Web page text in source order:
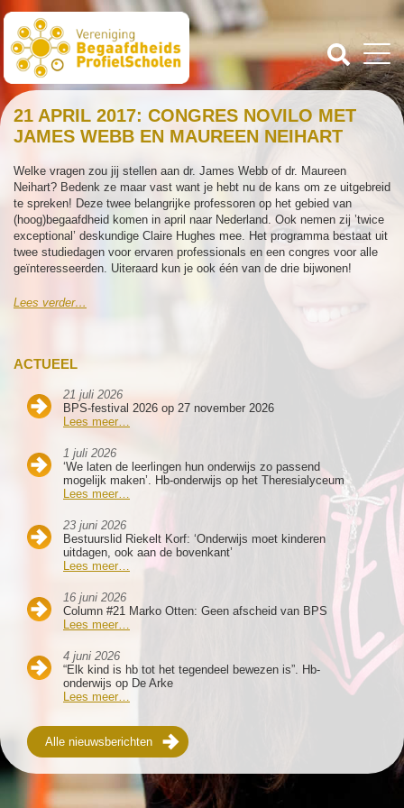
ACTUEEL
21 juli 2026
BPS-festival 2026 op 27 november 2026
Lees meer…
1 juli 2026
‘We laten de leerlingen hun onderwijs zo passend
mogelijk maken’. Hb-onderwijs op het Theresialyceum
Lees meer…
23 juni 2026
Bestuurslid Riekelt Korf: ‘Onderwijs moet kinderen
uitdagen, ook aan de bovenkant’
Lees meer…
16 juni 2026
Column #21 Marko Otten: Geen afscheid van BPS
Lees meer…
4 juni 2026
“Elk kind is hb tot het tegendeel bewezen is”. Hb-
onderwijs op De Arke
Lees meer…
Alle nieuwsberichten
21 APRIL 2017: CONGRES NOVILO MET
JAMES WEBB EN MAUREEN NEIHART
Welke vragen zou jij stellen aan dr. James Webb of dr. Maureen
Neihart? Bedenk ze maar vast want je hebt nu de kans om ze uitgebreid
te spreken! Deze twee belangrijke professoren op het gebied van
(hoog)begaafdheid komen in april naar Nederland. Ook nemen zij ’twice
exceptional’ deskundige Claire Hughes mee. Het programma bestaat uit
twee studiedagen voor ervaren professionals en een congres voor alle
geïnteresseerden. Uiteraard kun je ook één van de drie bijwonen!
Lees verder…